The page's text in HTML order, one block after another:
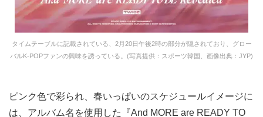
タイムテーブルに記載されている、2月20日午後2時の部分が隠されており、グロー
バルK-POPファンの興味を誘っている。(写真提供：スポーツ韓国、画像出典：JYP)
ピンク色で彩られ、春いっぱいのスケジュールイメージに
は、アルバム名を使用した『And MORE are READY TO